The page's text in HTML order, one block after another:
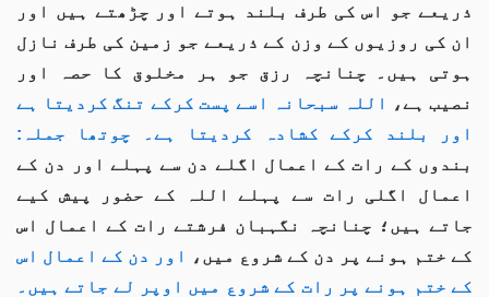
ذریعے جو اس کی طرف بلند ہوتے اور چڑھتے ہیں اور
ان کی روزیوں کے وزن کے ذریعے جو زمین کی طرف نازل
ہوتی ہیں۔ چنانچہ رزق جو ہر مخلوق کا حصہ اور
نصیب ہے،
اللہ سبحانہ اسے پست کرکے تنگ کردیتا ہے
اور بلند کرکے کشادہ کردیتا ہے۔ چوتھا جملہ:
بندوں کے رات کے اعمال اگلے دن سے پہلے اور دن کے
اعمال اگلی رات سے پہلے اللہ کے حضور پیش کیے
جاتے ہیں؛ چنانچہ نگہبان فرشتے رات کے اعمال اس
کے ختم ہونے پر دن کے شروع میں،
اور دن کے اعمال اس
کے ختم ہونے پر رات کے شروع میں اوپر لے جاتے ہیں۔